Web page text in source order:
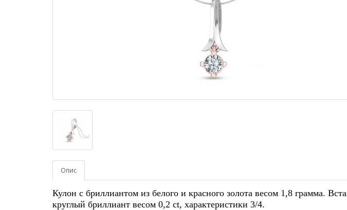
Опис
Кулон с бриллиантом из белого и красного золота весом 1,8 грамма.
круглый бриллиант весом 0,2 ct, характеристики 3/4.